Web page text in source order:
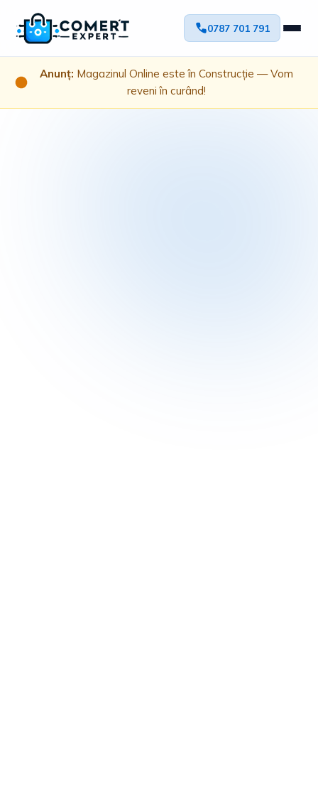
0787 701 791
Anunț: Magazinul Online este în Construcție — Vom
reveni în curând!